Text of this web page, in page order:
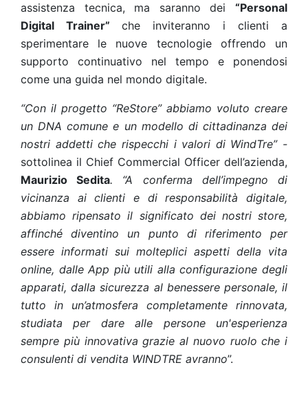
assistenza tecnica, ma saranno dei “Personal
Digital Trainer” che inviteranno i clienti a
sperimentare le nuove tecnologie offrendo un
supporto continuativo nel tempo e ponendosi
come una guida nel mondo digitale.
“Con il progetto “ReStore” abbiamo voluto creare
un DNA comune e un modello di cittadinanza dei
nostri addetti che rispecchi i valori di WindTre” -
sottolinea il Chief Commercial Officer dell’azienda,
Maurizio Sedita. “A conferma dell’impegno di
vicinanza ai clienti e di responsabilità digitale,
abbiamo ripensato il significato dei nostri store,
affinché diventino un punto di riferimento per
essere informati sui molteplici aspetti della vita
online, dalle App più utili alla configurazione degli
apparati, dalla sicurezza al benessere personale, il
tutto in un’atmosfera completamente rinnovata,
studiata per dare alle persone un'esperienza
sempre più innovativa grazie al nuovo ruolo che i
consulenti di vendita WINDTRE avranno”.